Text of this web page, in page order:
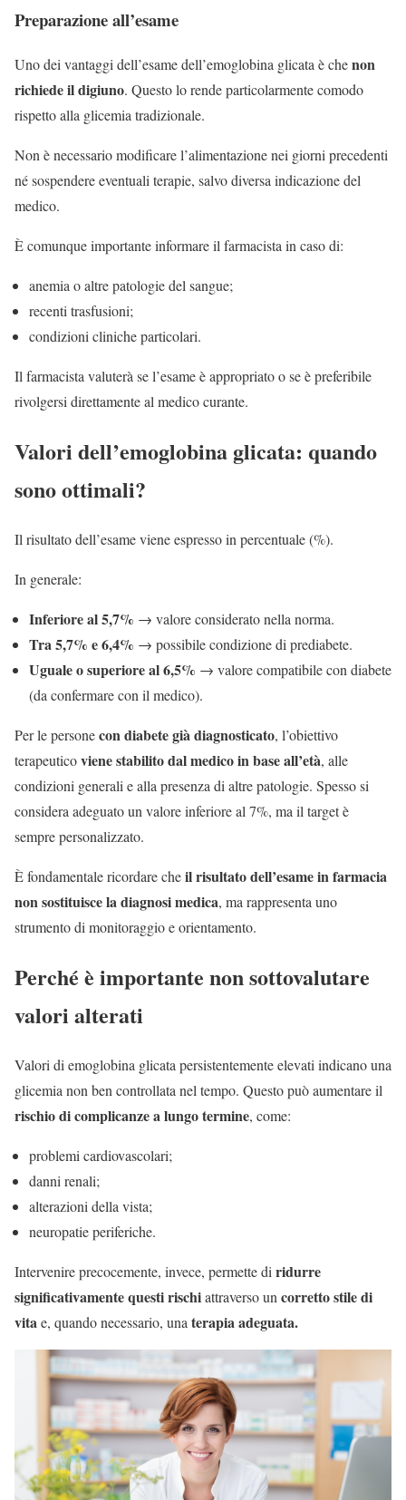
Preparazione all’esame
Uno dei vantaggi dell’esame dell’emoglobina glicata è chenon
richiede il digiuno. Questo lo rende particolarmente comodo
rispetto alla glicemia tradizionale.
Non è necessario modificare l’alimentazione nei giorni precedenti
né sospendere eventuali terapie, salvo diversa indicazione del
medico.
È comunque importante informare il farmacista in caso di:
anemia o altre patologie del sangue;
recenti trasfusioni;
condizioni cliniche particolari.
Il farmacista valuterà se l’esame è appropriato o se è preferibile
rivolgersi direttamente al medico curante.
Valori dell’emoglobina glicata: quando
sono ottimali?
Il risultato dell’esame viene espresso in percentuale (%).
In generale:
Inferiore al 5,7% → valore considerato nella norma.
Tra 5,7% e 6,4% → possibile condizione di prediabete.
Uguale o superiore al 6,5% → valore compatibile con diabete
(da confermare con il medico).
Per le personecon diabete già diagnosticato, l’obiettivo
terapeuticoviene stabilito dal medico in base all’età, alle
condizioni generali e alla presenza di altre patologie. Spesso si
considera adeguato un valore inferiore al 7%, ma il target è
sempre personalizzato.
È fondamentale ricordare cheil risultato dell’esame in farmacia
non sostituisce la diagnosi medica, ma rappresenta uno
strumento di monitoraggio e orientamento.
Perché è importante non sottovalutare
valori alterati
Valori di emoglobina glicata persistentemente elevati indicano una
glicemia non ben controllata nel tempo. Questo può aumentare il
rischio di complicanze a lungo termine, come:
problemi cardiovascolari;
danni renali;
alterazioni della vista;
neuropatie periferiche.
Intervenire precocemente, invece, permette di ridurre
significativamente questi rischiattraverso un corretto stile di
vitae, quando necessario, una terapia adeguata.